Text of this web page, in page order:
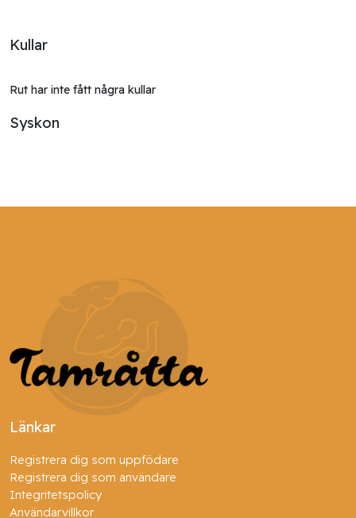
Kullar
Rut har inte fått några kullar
Syskon
Länkar
Registrera dig som uppfödare
Registrera dig som användare
Integritetspolicy
Användarvillkor